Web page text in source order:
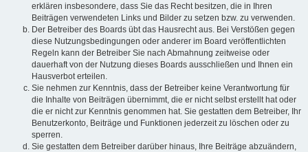
erklären insbesondere, dass Sie das Recht besitzen, die in Ihren
Beiträgen verwendeten Links und Bilder zu setzen bzw. zu verwenden.
Der Betreiber des Boards übt das Hausrecht aus. Bei Verstößen gegen
diese Nutzungsbedingungen oder anderer im Board veröffentlichten
Regeln kann der Betreiber Sie nach Abmahnung zeitweise oder
dauerhaft von der Nutzung dieses Boards ausschließen und Ihnen ein
Hausverbot erteilen.
Sie nehmen zur Kenntnis, dass der Betreiber keine Verantwortung für
die Inhalte von Beiträgen übernimmt, die er nicht selbst erstellt hat oder
die er nicht zur Kenntnis genommen hat. Sie gestatten dem Betreiber, Ihr
Benutzerkonto, Beiträge und Funktionen jederzeit zu löschen oder zu
sperren.
Sie gestatten dem Betreiber darüber hinaus, Ihre Beiträge abzuändern,